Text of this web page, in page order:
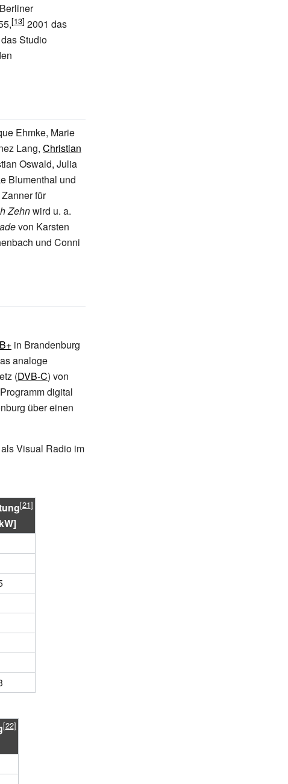
2001 das
Studio
Ehmke, Marie
Lang, Christian
Oswald, Julia
Blumenthal und
für
Zehnwird u. a.
von Karsten
und Conni
in Brandenburg
analoge
(DVB-C) von
digital
über einen
Visual Radio im